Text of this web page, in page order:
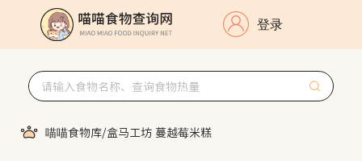
登录
喵喵食物库/盒马工坊 蔓越莓米糕